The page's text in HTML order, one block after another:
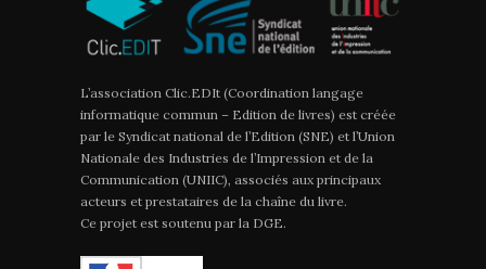
L’association Clic.EDIt (Coordination langage
informatique commun – Edition de livres) est créée
par le Syndicat national de l’Edition (SNE) et l’Union
Nationale des Industries de l’Impression et de la
Communication (UNIIC), associés aux principaux
acteurs et prestataires de la chaîne du livre.
Ce projet est soutenu par la DGE.